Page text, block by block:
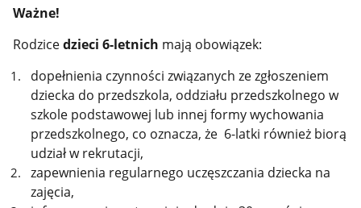
Ważne!
Rodzicedzieci 6-letnich mają obowiązek:
dopełnienia czynności związanych ze zgłoszeniem
dziecka do przedszkola, oddziału przedszkolnego w
szkole podstawowej lub innej formy wychowania
przedszkolnego, co oznacza, że 6-latki również biorą
udział w rekrutacji,
zapewnienia regularnego uczęszczania dziecka na
zajęcia,